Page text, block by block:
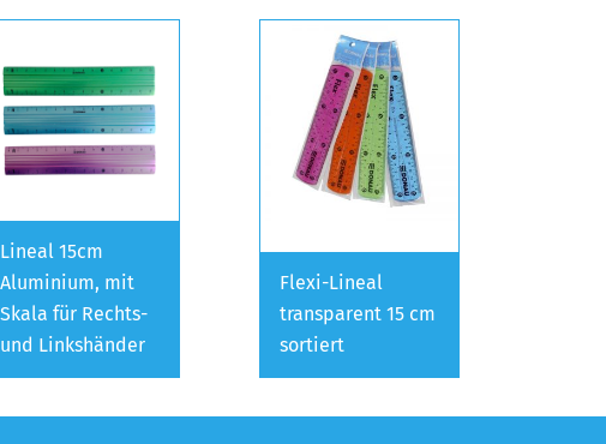
Lineal 15cm
Aluminium, mit
Skala für Rechts-
und Linkshänder
Flexi-Lineal
transparent 15 cm
sortiert